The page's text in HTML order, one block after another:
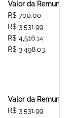
Valor da
R$ 700.00
R$ 3,531.99
R$ 4,516.14
R$ 3,498.03
Valor da
R$ 3,531.99